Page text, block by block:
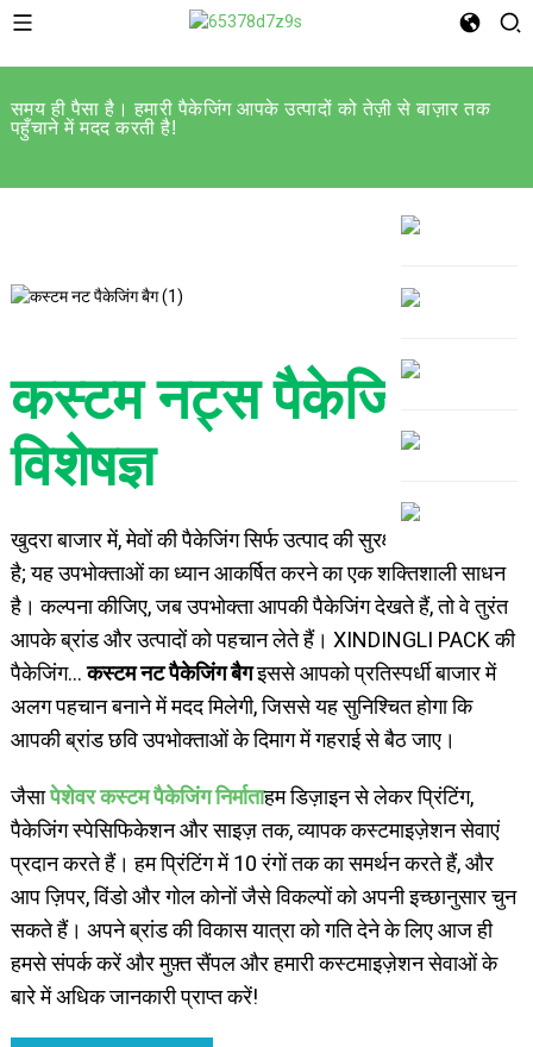
समय ही पैसा है। हमारी पैकेजिंग आपके उत्पादों को तेज़ी से बाज़ार तक
पहुँचाने में मदद करती है!
कस्टम नट्स पैकेजिंग
विशेषज्ञ
खुदरा बाजार में, मेवों की पैकेजिंग सिर्फ उत्पाद की सुरक्षा तक सीमित नहीं
है; यह उपभोक्ताओं का ध्यान आकर्षित करने का एक शक्तिशाली साधन
है। कल्पना कीजिए, जब उपभोक्ता आपकी पैकेजिंग देखते हैं, तो वे तुरंत
आपके ब्रांड और उत्पादों को पहचान लेते हैं। XINDINGLI PACK की
पैकेजिंग...कस्टम नट पैकेजिंग बैगइससे आपको प्रतिस्पर्धी बाजार में
अलग पहचान बनाने में मदद मिलेगी, जिससे यह सुनिश्चित होगा कि
आपकी ब्रांड छवि उपभोक्ताओं के दिमाग में गहराई से बैठ जाए।
जैसापेशेवर कस्टम पैकेजिंग निर्माताहम डिज़ाइन से लेकर प्रिंटिंग,
पैकेजिंग स्पेसिफिकेशन और साइज़ तक, व्यापक कस्टमाइज़ेशन सेवाएं
प्रदान करते हैं। हम प्रिंटिंग में 10 रंगों तक का समर्थन करते हैं, और
आप ज़िपर, विंडो और गोल कोनों जैसे विकल्पों को अपनी इच्छानुसार चुन
सकते हैं। अपने ब्रांड की विकास यात्रा को गति देने के लिए आज ही
हमसे संपर्क करें और मुफ़्त सैंपल और हमारी कस्टमाइज़ेशन सेवाओं के
बारे में अधिक जानकारी प्राप्त करें!